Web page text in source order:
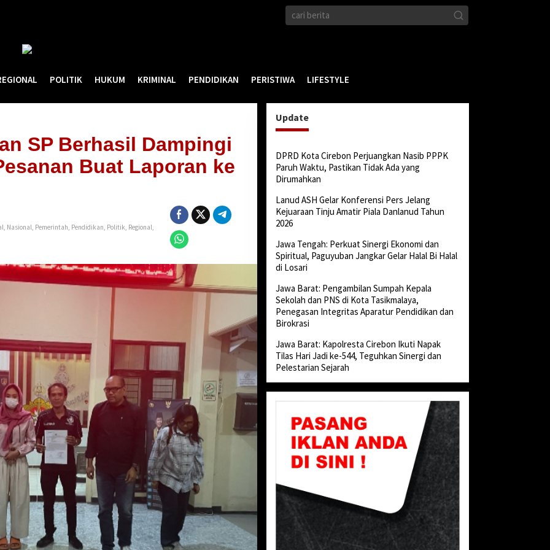
POLITIK HUKUM KRIMINAL PENDIDIKAN PERISTIWA LIFESTYLE
SP Berhasil Dampingi
Buat Laporan ke
, Nasional, Pemerintah, Pendidikan, Politik, Regional,
Update
DPRD Kota Cirebon Perjuangkan Nasib PPPK
Paruh Waktu, Pastikan Tidak Ada yang
Dirumahkan
Lanud ASH Gelar Konferensi Pers Jelang
Kejuaraan Tinju Amatir Piala Danlanud Tahun
2026
Jawa Tengah: Perkuat Sinergi Ekonomi dan
Spiritual, Paguyuban Jangkar Gelar Halal Bi Halal
di Losari
Jawa Barat: Pengambilan Sumpah Kepala
Sekolah dan PNS di Kota Tasikmalaya,
Penegasan Integritas Aparatur Pendidikan dan
Birokrasi
Jawa Barat: Kapolresta Cirebon Ikuti Napak
Tilas Hari Jadi ke-544, Teguhkan Sinergi dan
Pelestarian Sejarah